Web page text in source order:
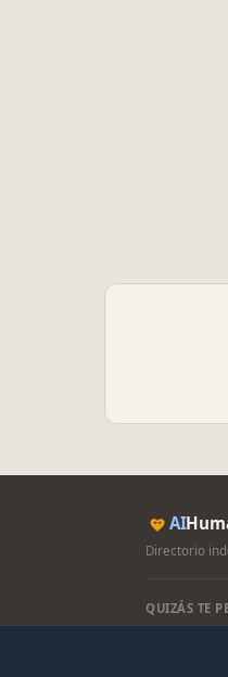
AI
Directorio
QUIZÁS TE